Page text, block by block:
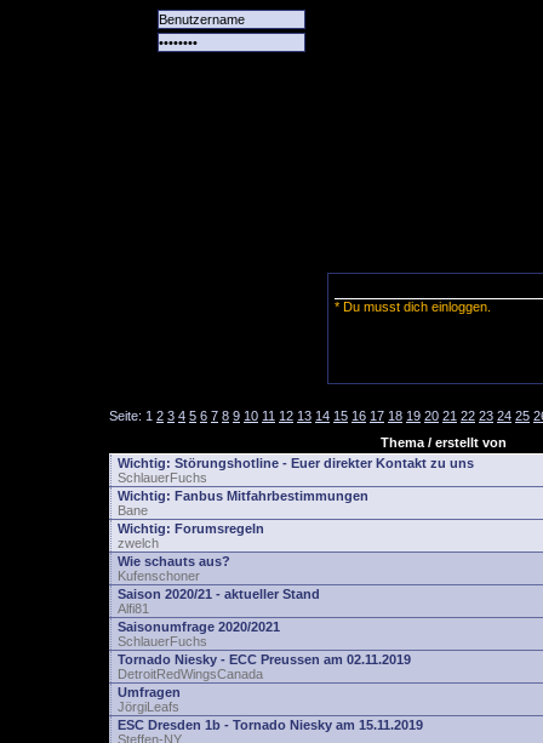
* Du musst dich einloggen.
Seite: 1 2 3 4 5 6 7 8 9 10 11 12 13 14 15 16 17 18 19 20 21 22 23 24 25
Thema / erstellt von
Wichtig: Störungshotline - Euer direkter Kontakt zu uns
SchlauerFuchs
Wichtig: Fanbus Mitfahrbestimmungen
Bane
Wichtig: Forumsregeln
zwelch
Wie schauts aus?
Kufenschoner
Saison 2020/21 - aktueller Stand
Alfi81
Saisonumfrage 2020/2021
SchlauerFuchs
Tornado Niesky - ECC Preussen am 02.11.2019
DetroitRedWingsCanada
Umfragen
JörgiLeafs
ESC Dresden 1b - Tornado Niesky am 15.11.2019
Steffen-NY